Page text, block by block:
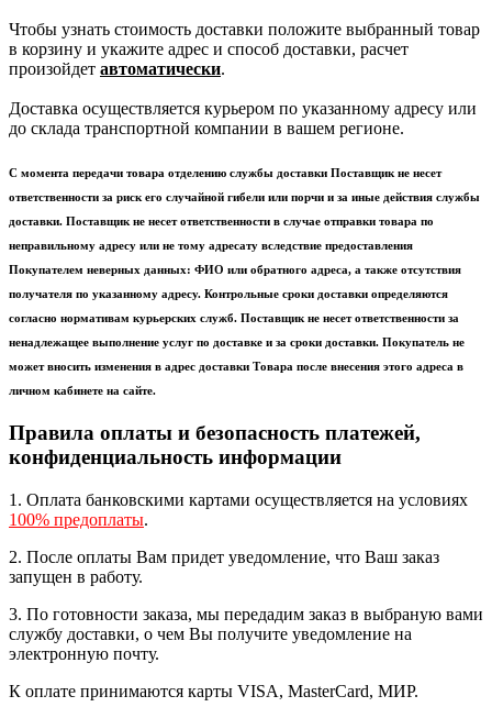
Чтобы узнать стоимость доставки положите выбранный товар
в корзину и укажите адрес и способ доставки, расчет
произойдет автоматически.
Доставка осуществляется курьером по указанному адресу или
до склада транспортной компании в вашем регионе.
С момента передачи товара отделению службы доставки Поставщик не несет
ответственности за риск его случайной гибели или порчи и за иные действия службы
доставки. Поставщик не несет ответственности в случае отправки товара по
неправильному адресу или не тому адресату вследствие предоставления
Покупателем неверных данных: ФИО или обратного адреса, а также отсутствия
получателя по указанному адресу. Контрольные сроки доставки определяются
согласно нормативам курьерских служб. Поставщик не несет ответственности за
ненадлежащее выполнение услуг по доставке и за сроки доставки. Покупатель не
может вносить изменения в адрес доставки Товара после внесения этого адреса в
личном кабинете на сайте.
Правила оплаты и безопасность платежей,
конфиденциальность информации
1. Оплата банковскими картами осуществляется на условиях
100% предоплаты.
2. После оплаты Вам придет уведомление, что Ваш заказ
запущен в работу.
3. По готовности заказа, мы передадим заказ в выбраную вами
службу доставки, о чем Вы получите уведомление на
электронную почту.
К оплате принимаются карты VISA, MasterCard, МИР.